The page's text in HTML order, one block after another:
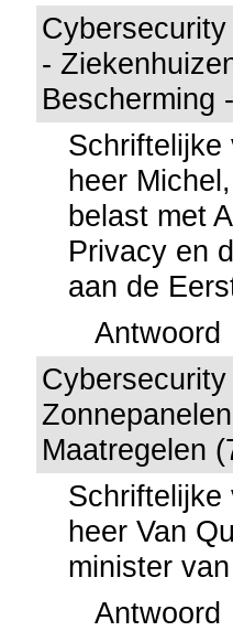
-
Bescherming
Schriftelijke
heer
belast met
Privacy en
aan de
Antwoord
Maatregelen
Schriftelijke
heer Van
minister
Antwoord